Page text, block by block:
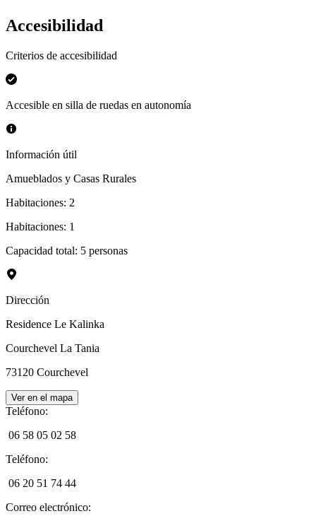
Accesibilidad
Criterios de accesibilidad
Accesible en silla de ruedas en autonomía
Información útil
Amueblados y Casas Rurales
Habitaciones: 2
Habitaciones: 1
Capacidad total: 5 personas
Dirección
Residence Le Kalinka
Courchevel La Tania
73120 Courchevel
Ver en el mapa
Teléfono:
06 58 05 02 58
Teléfono:
06 20 51 74 44
Correo electrónico: